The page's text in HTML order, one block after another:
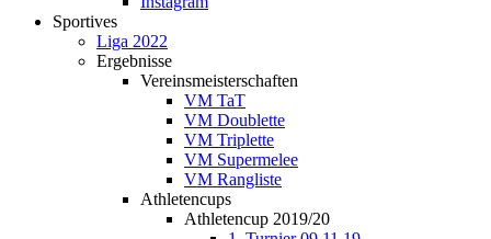
Sportives
Liga 2022
Ergebnisse
Vereinsmeisterschaften
VM TaT
VM Doublette
VM Triplette
VM Supermelee
VM Rangliste
Athletencups
Athletencup 2019/20